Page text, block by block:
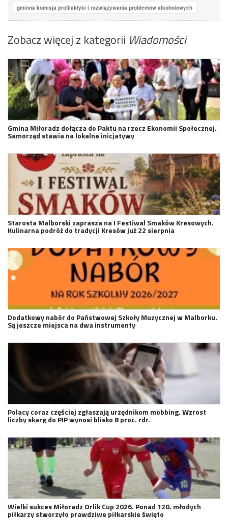
gminna komisja profilaktyki i rozwiązywania problemów alkoholowych
Zobacz więcej z kategorii Wiadomości
Gmina Miłoradz dołącza do Paktu na rzecz Ekonomii Społecznej.
Samorząd stawia na lokalne inicjatywy
Starosta Malborski zaprasza na I Festiwal Smaków Kresowych.
Kulinarna podróż do tradycji Kresów już 22 sierpnia
Dodatkowy nabór do Państwowej Szkoły Muzycznej w Malborku.
Są jeszcze miejsca na dwa instrumenty
Polacy coraz częściej zgłaszają urzędnikom mobbing. Wzrost
liczby skarg do PIP wynosi blisko 8 proc. rdr.
Wielki sukces Miłoradz Orlik Cup 2026. Ponad 120. młodych
piłkarzy stworzyło prawdziwe piłkarskie święto